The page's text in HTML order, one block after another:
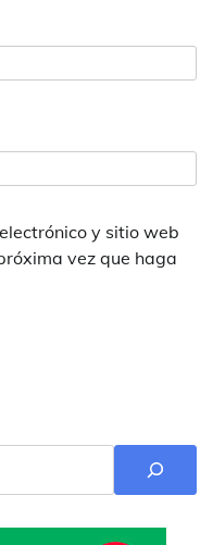
y sitio web
vez que haga